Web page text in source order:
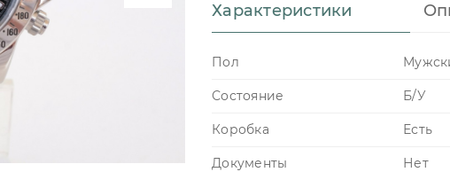
Характеристики
Пол
Состояние Б/У
Коробка Есть
Документы Нет